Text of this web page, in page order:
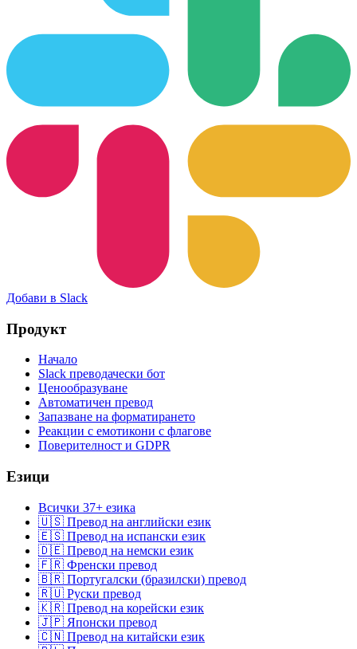
Добави в Slack
Продукт
Начало
Slack преводачески бот
Ценообразуване
Автоматичен превод
Запазване на форматирането
Реакции с емотикони с флагове
Поверителност и GDPR
Езици
Всички 37+ езика
🇺🇸 Превод на английски език
🇪🇸 Превод на испански език
🇩🇪 Превод на немски език
🇫🇷 Френски превод
🇧🇷 Португалски (бразилски) превод
🇷🇺 Руски превод
🇰🇷 Превод на корейски език
🇯🇵 Японски превод
🇨🇳 Превод на китайски език